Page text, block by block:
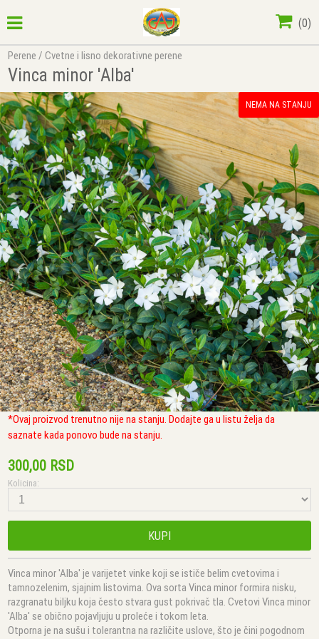
(0)
Perene /Cvetne i lisno dekorativne perene
Vinca minor 'Alba'
NEMA NA STANJU
*Ovaj proizvod trenutno nije na stanju. Dodajte ga u listu želja da
saznate kada ponovo bude na stanju.
300,00 RSD
Kolicina:
KUPI
Vinca minor 'Alba' je varijetet vinke koji se ističe belim cvetovima i
tamnozelenim, sjajnim listovima. Ova sorta Vinca minor formira nisku,
razgranatu biljku koja često stvara gust pokrivač tla. Cvetovi Vinca minor
'Alba' se obično pojavljuju u proleće i tokom leta.
Otporna je na sušu i tolerantna na različite uslove, što je čini pogodnom